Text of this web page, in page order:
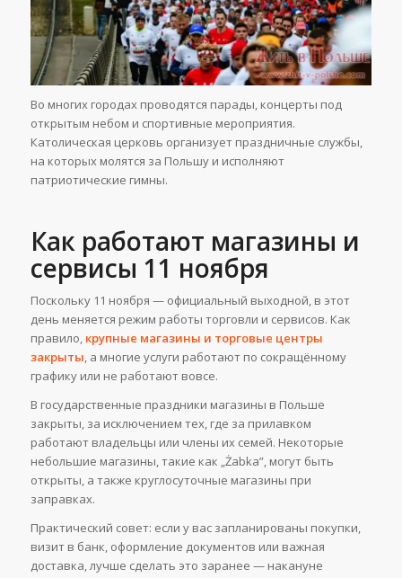
Во многих городах проводятся парады, концерты под
открытым небом и спортивные мероприятия.
Католическая церковь организует праздничные службы,
на которых молятся за Польшу и исполняют
патриотические гимны.
Как работают магазины и
сервисы 11 ноября
Поскольку 11 ноября — официальный выходной, в этот
день меняется режим работы торговли и сервисов. Как
правило, крупные магазины и торговые центры
закрыты, а многие услуги работают по сокращённому
графику или не работают вовсе.
В государственные праздники магазины в Польше
закрыты, за исключением тех, где за прилавком
работают владельцы или члены их семей. Некоторые
небольшие магазины, такие как „Żabka”, могут быть
открыты, а также круглосуточные магазины при
заправках.
Практический совет: если у вас запланированы покупки,
визит в банк, оформление документов или важная
доставка, лучше сделать это заранее — накануне